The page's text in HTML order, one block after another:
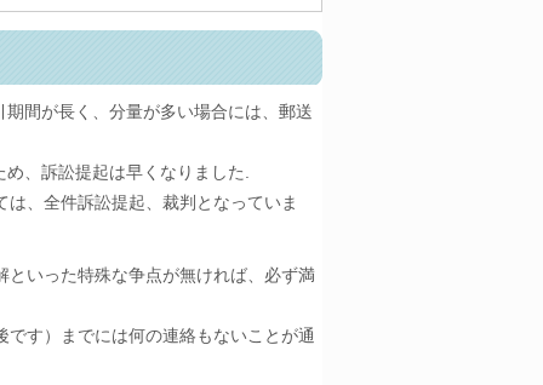
間が長く、分量が多い場合には、郵送
、訴訟提起は早くなりました.
、全件訴訟提起、裁判となっていま
いった特殊な争点が無ければ、必ず満
す）までには何の連絡もないことが通